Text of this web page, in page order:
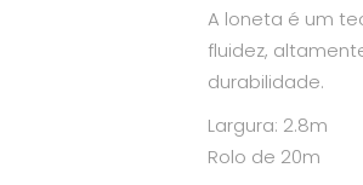
A loneta é um
fluidez,
durabilidade.
Largura: 2.8m
Rolo de 20m